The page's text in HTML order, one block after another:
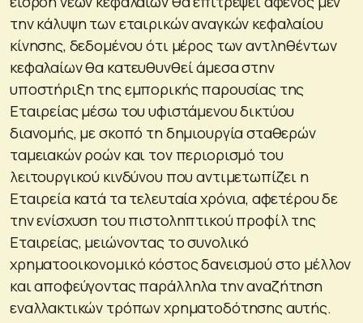
την κάλυψη των εταιρικών αναγκών κεφαλαίου
κίνησης, δεδομένου ότι μέρος των αντληθέντων
κεφαλαίων θα κατευθυνθεί άμεσα στην
υποστήριξη της εμπορικής παρουσίας της
Εταιρείας μέσω του υφιστάμενου δικτύου
διανομής, με σκοπό τη δημιουργία σταθερών
ταμειακών ροών και τον περιορισμό του
λειτουργικού κινδύνου που αντιμετωπίζει η
Εταιρεία κατά τα τελευταία χρόνια, αφετέρου δε
την ενίσχυση του πιστοληπτικού προφίλ της
Εταιρείας, μειώνοντας το συνολικό
χρηματοοικονομικό κόστος δανεισμού στο μέλλον
και αποφεύγοντας παράλληλα την αναζήτηση
εναλλακτικών τρόπων χρηματοδότησης αυτής.